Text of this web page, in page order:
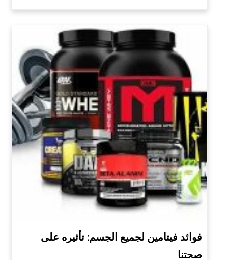
فوائد فيتامين لجميع الجسم: تأثيره على
صحتنا